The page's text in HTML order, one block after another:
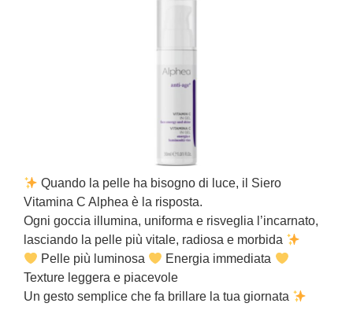
Quando la pelle ha bisogno di luce, il Siero
Vitamina C Alphea è la risposta.
Ogni goccia illumina, uniforma e risveglia l’incarnato,
lasciando la pelle più vitale, radiosa e morbida
Pelle più luminosa
Energia immediata
Texture leggera e piacevole
Un gesto semplice che fa brillare la tua giornata